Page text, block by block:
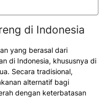
di Indonesia
yang berasal dari
di Indonesia, khususnya di
Secara tradisional,
alternatif bagi
dengan keterbatasan